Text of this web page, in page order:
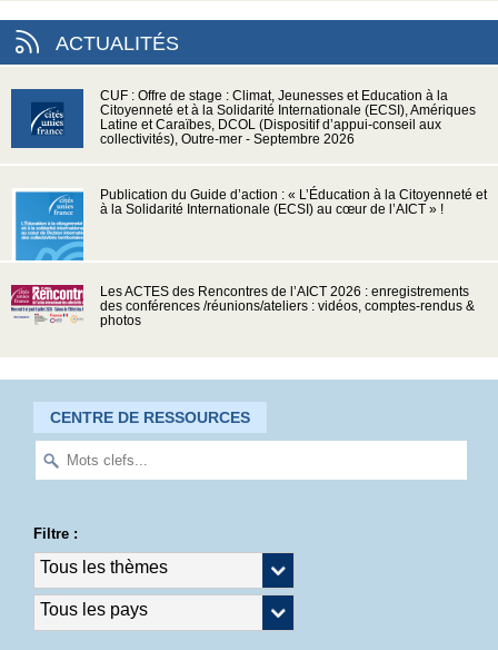
ACTUALITÉS
CUF : Offre de stage : Climat, Jeunesses et Education à la
Citoyenneté et à la Solidarité Internationale (ECSI), Amériques
Latine et Caraïbes, DCOL (Dispositif d’appui-conseil aux
collectivités), Outre-mer - Septembre 2026
Publication du Guide d’action : « L’Éducation à la Citoyenneté et
à la Solidarité Internationale (ECSI) au cœur de l’AICT » !
Les ACTES des Rencontres de l’AICT 2026 : enregistrements
des conférences /réunions/ateliers : vidéos, comptes-rendus &
photos
CENTRE DE RESSOURCES
Filtre :